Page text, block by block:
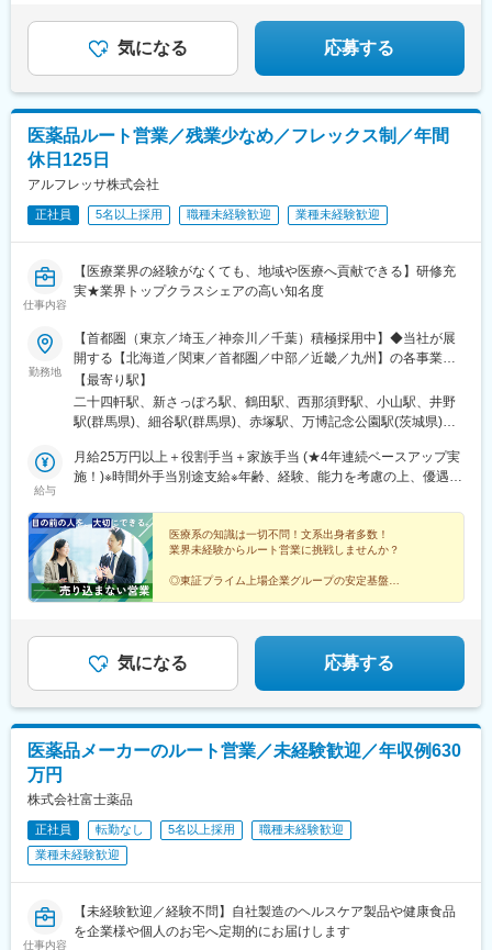
気になる 応募する
医薬品ルート営業／残業少なめ／フレックス制／年間
休日125日
アルフレッサ株式会社
正社員 5名以上採用 職種未経験歓迎 業種未経験歓迎
仕事内容
【医療業界の経験がなくても、地域や医療へ貢献できる】研修充
実★業界トップクラスシェアの高い知名度
勤務地
【首都圏（東京／埼玉／神奈川／千葉）積極採用中】◆当社が展
開する【北海道／関東／首都圏／中部／近畿／九州】の各事業所
へご希望を考慮した上で配属となります。【北海道】北海道【関
東】栃木／群馬／茨城／長野／山梨／新潟【首都圏】東京／埼玉
／神奈川／千葉★積極採用エリア【中部】静岡／愛知／三重／岐
／長崎／熊本／大分／宮崎／鹿児島各事業所の詳細については、
弊社HPよりご確認ください※「企業情報」→「拠点」よりご確認
の就労はありません)
【最寄り駅】
二十四軒駅、新さっぽろ駅、鶴田駅、西那須野駅、小山駅、井野
駅(群馬県)、細谷駅(群馬県)、赤塚駅、万博記念公園駅(茨城県)、
駅、寺尾駅、宮内駅(新潟県)、直江津駅、小川町駅(東京都)、江戸
川橋駅、竹ノ塚駅、小村井駅、井荻駅、志村三丁目駅、学芸大学
台駅(東京都)、北戸田駅、南越谷駅、久喜駅、加茂宮駅、新座駅、
航空公園駅、南古谷駅、ソシオ流通センター駅、三ツ沢上町駅、
並木中央駅、踊場駅、江田駅(神奈川県)、元住吉駅、原当麻駅、社
家駅、藤沢本町駅、井細田駅、県立大学駅、平塚駅、千葉寺駅、
佐倉駅、旭駅(千葉県)、木更津駅、館山駅、茂原駅、東船橋駅、小
駅、掛川市役所前駅、焼津駅、黒川駅(愛知県)、小本駅(愛知県)、
奥町駅、赤池駅(愛知県)、西岡崎駅、牛久保駅、住吉町駅、竹下
駅、西舞鶴駅、天神橋筋六丁目駅、玉出駅、久宝寺駅、茨木駅、
門真市駅、交野市駅、鳳駅、青木駅、総合運動公園駅、武庫之荘
帯解駅、耳成駅、日前宮駅、紀伊新庄駅、新宮駅、尾鷲駅、高茶
屋駅、中川原駅、四十九駅、手力駅、東大垣駅、小泉駅、高山
駅、琴似駅(札幌市営)、淡路町駅、新桜台駅、新越谷駅、東宮原
駅、幸浦駅、緑町駅、堀ノ内駅、蘇我駅、清水駅(愛知県)、烏森
(鹿児島県)
給与
月給25万円以上＋役割手当＋家族手当 (★4年連続ベースアップ実
施！)※時間外手当別途支給※年齢、経験、能力を考慮の上、優遇し
医療系の知識は一切不問！文系出身者多数！
業界未経験からルート営業に挑戦しませんか？
◎東証プライム上場企業グループの安定基盤
気になる 応募する
医薬品メーカーのルート営業／未経験歓迎／年収例630
万円
株式会社富士薬品
正社員 転勤なし 5名以上採用
職種未経験歓迎
業種未経験歓迎
仕事内容
【未経験歓迎／経験不問】自社製造のヘルスケア製品や健康食品
を企業様や個人のお宅へ定期的にお届けします